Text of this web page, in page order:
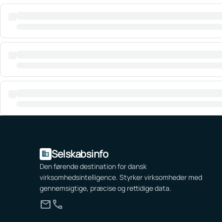
domain Selskabsinfo
Den førende destination for dansk
virksomhedsintelligence. Styrker virksomheder med
gennemsigtige, præcise og rettidige data.
mailcall